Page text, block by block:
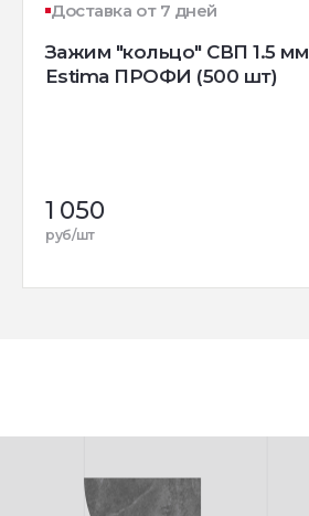
Доставка от 7 дней
Зажим "кольцо" СВП 1.5 мм
Estima ПРОФИ (500 шт)
1 050
руб/шт